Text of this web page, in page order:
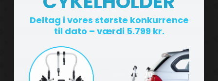
Consent
Ja tak, jeg vil gerne tilmeldes nyhedsbrevet
Deltag i vores største konkurrence
til dato – værdi 5.799 kr.